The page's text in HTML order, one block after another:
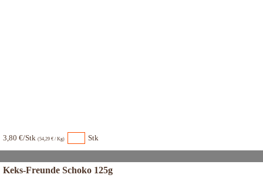
3,80 €/Stk (54,29 € / Kg) Stk
Keks-Freunde Schoko 125g